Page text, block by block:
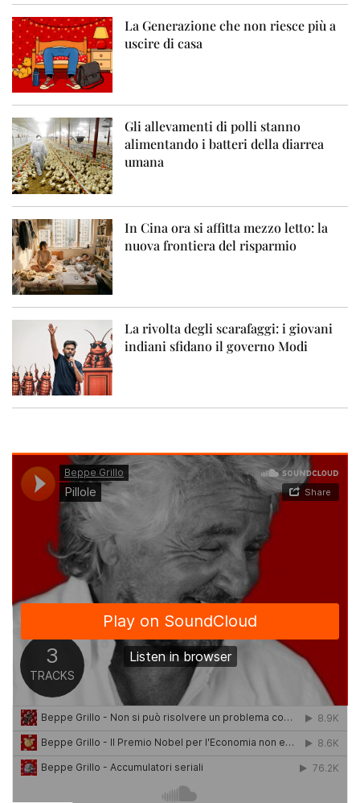
La Generazione che non riesce più a
uscire di casa
Gli allevamenti di polli stanno
alimentando i batteri della diarrea
umana
In Cina ora si affitta mezzo letto: la
nuova frontiera del risparmio
La rivolta degli scarafaggi: i giovani
indiani sfidano il governo Modi